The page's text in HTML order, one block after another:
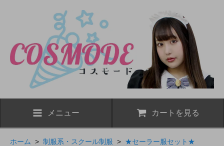
メニュー カートを見る
ホーム > 制服系・スクール制服 > ★セーラー服セット★